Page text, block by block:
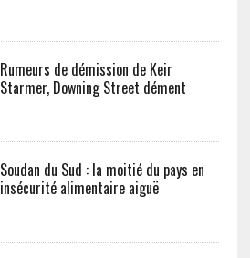
Rumeurs de démission de Keir
Starmer, Downing Street dément
Soudan du Sud : la moitié du pays en
insécurité alimentaire aiguë